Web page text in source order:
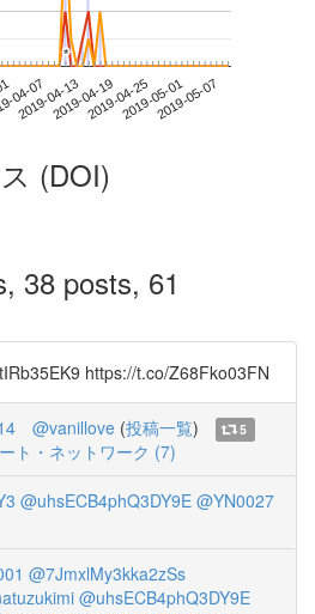
04-07
2019-04-132019-04-192019-04-252019-05-012019-05-07
*
*
(DOI)
38 posts, 61
https://t.co/Z68Fko03FN
@vanillove (投稿一覧)
5
ト・ネットワーク (7)
@uhsECB4phQ3DY9E @YN0027
@7JmxlMy3kka2zSs
@uhsECB4phQ3DY9E